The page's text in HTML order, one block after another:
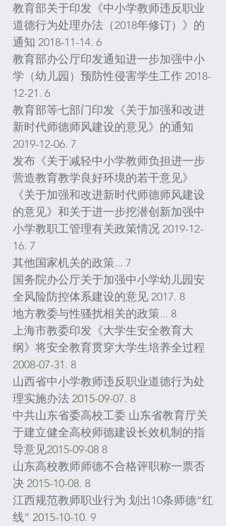
教育部关于印发《中小学教师违反职业
道德行为处理办法（2018年修订）》的
通知 2018-11-14. 6
教育部办公厅印发通知进一步加强中小
学（幼儿园）预防性侵害学生工作 2018-
12-21. 6
教育部等七部门印发《关于加强和改进
新时代师德师风建设的意见》的通知
2019-12-06. 7
发布《关于减轻中小学教师负担进一步
营造教育教学良好环境的若干意见》
《关于加强和改进新时代师德师风建设
的意见》和关于进一步挖潜创新加强中
小学教职工管理有关政策情况 2019-12-
16. 7
其他国家机关的政策... 7
国务院办公厅关于加强中小学幼儿园安
全风险防控体系建设的意见 2017. 8
地方教委与性骚扰相关的政策... 8
上海市教委印发《大学生安全教育大
纲》将安全教育贯穿大学生培养全过程
2008-07-31 . 8
山西省中小学教师违反职业道德行为处
理实施办法 2015-09-07. 8
中共山东省委高校工委 山东省教育厅关
于建立健全高校师德建设长效机制的指
导意见2015-09-08 8
山东高校教师师德不合格评职称一票否
决 2015-10-08. 8
江西规范教师职业行为 划出10条师德“红
线” 2015-10-10. 9